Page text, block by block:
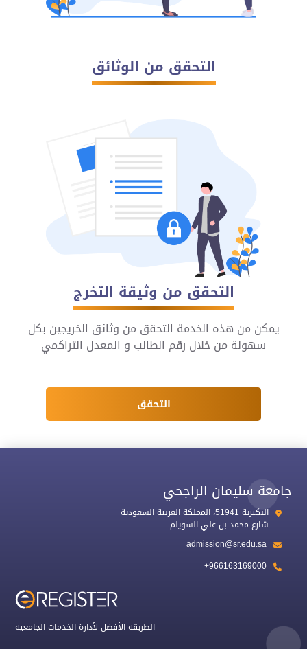
التحقق من الوثائق
التحقق من وثيقة التخرج
يمكن من هذه الخدمة التحقق من وثائق الخريجين بكل
سهولة من خلال رقم الطالب و المعدل التراكمي
التحقق
جامعة سليمان الراجحي
البكيرية 51941، المملكة العربية السعودية
شارع محمد بن علي السويلم
admission@sr.edu.sa
+966163169000
الطريقة الأفضل لأدارة الخدمات الجامعية